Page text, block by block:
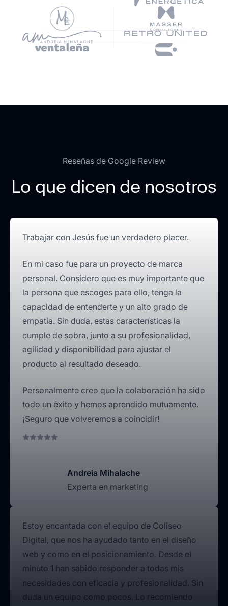
Reseñas de Google Review
Lo que dicen de nosotros
Trabajar con Jesús fue un verdadero placer.
En mi caso fue para un proyecto de marca
personal. Considero que es muy importante que
la persona que escoges para ello, tenga la
capacidad de entenderte y un alto grado de
empatía. Sin duda, estas características la
cumple de sobra, junto a su profesionalidad,
agilidad y disponibilidad para ajustar el
producto al resultado deseado.
Personalmente creo que la colaboración ha sido
todo un éxito y hemos aprendido mutuamente.
¡Seguro que volveremos a coincidir!
Andreia Mihalache
Experta en marketing
Estoy encantada con el equipo de Coliseo
Digital, que nos ha ayudado tanto en el diseño
web y como en el posicionamiento. Desde el
minuto 1 han sabido responder a todas mis
necesidades con eficacia y profesionalidad. Sin
duda un equipo como pocos. Lo recomiendo